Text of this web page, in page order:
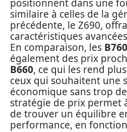
positionnent dans une
similaire à celles de la
précédente, le Z690,
caractéristiques
En comparaison, les B760
également des prix
B660, ce qui les rend
ceux qui souhaitent une
économique sans trop
stratégie de prix permet
de trouver un équilibre
performance, en